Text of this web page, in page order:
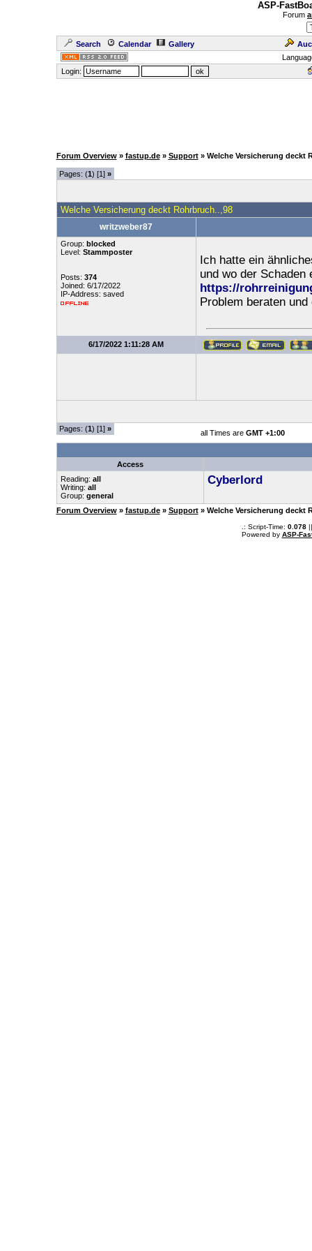
ASP-
Forum
Search Calendar Gallery
Login:
Forum Overview » fastup.de » Support » Welche Versicherung deckt
Pages: (1) [1] »
Welche Versicherung deckt Rohrbruch..,98
writzweber87
Group: blocked
Level: Stammposter
Posts: 374
Joined: 6/17/2022
IP-Address: saved
Ich hatte ein
und wo der Schaden
https://
Problem beraten
6/17/2022 1:11:28 AM
Pages: (1) [1] » all Times are GMT +1:00
Access
Reading: all
Writing: all
Group: general
Cyberlord
Forum Overview » fastup.de » Support » Welche Versicherung deckt
.: Script-Time: 0.078||
Powered by ASP-